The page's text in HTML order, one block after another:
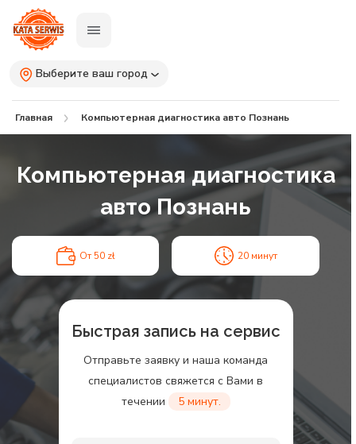
Выберите ваш город
Главная Компьютерная диагностика авто Познань
Компьютерная диагностика
авто Познань
От 50 zł 20 минут
Быстрая запись на сервис
Отправьте заявку и наша команда
специалистов свяжется с Вами в
течении
5 минут.